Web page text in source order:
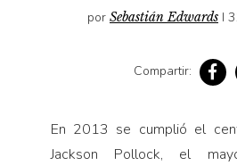
Voces y lecturas
por Sebastián Edwards I
Compartir:
En 2013 se cumplió el
Jackson Pollock, el